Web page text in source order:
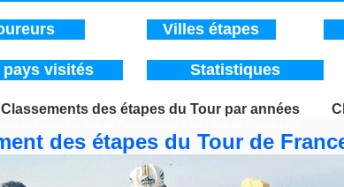
Villes étapes
pays visités Statistiques
Classements des étapes du Tour par années
des étapes du Tour de